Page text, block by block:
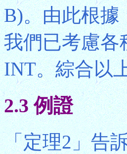
B)。由此根
我們已考慮
INT。綜合以
2.3 例證
「定理2」告